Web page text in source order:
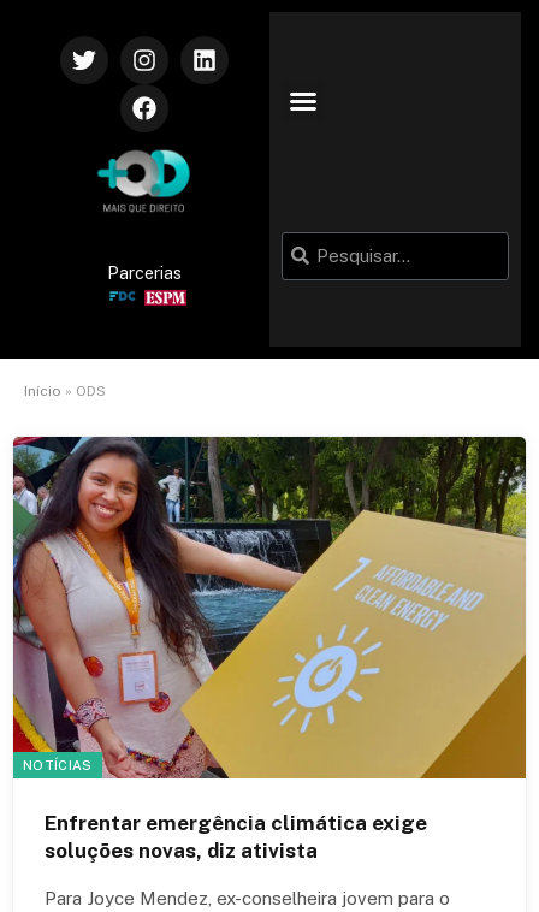
Parcerias
Início » ODS
NOTÍCIAS
Enfrentar emergência climática exige
soluções novas, diz ativista
Para Joyce Mendez, ex-conselheira jovem para o